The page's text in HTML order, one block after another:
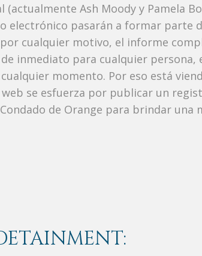
(actualmente Ash Moody y Pamela
electrónico pasarán a formar parte
cualquier motivo, el informe
inmediato para cualquier persona,
momento. Por eso está
se esfuerza por publicar un
de Orange para brindar una